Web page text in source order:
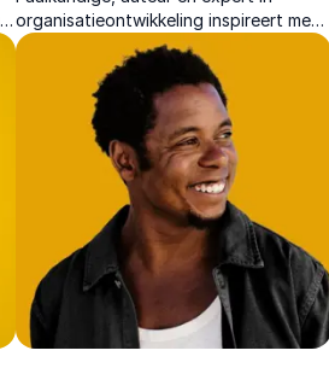
organisatieontwikkeling inspireert met
humor en praktische inzichten om
fouten te benutten als motor voor
groei en innovatie.